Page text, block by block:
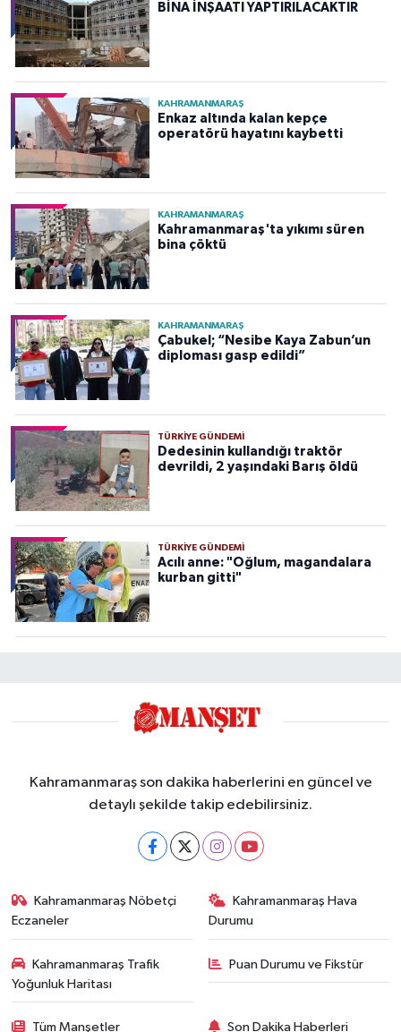
BİNA İNŞAATI YAPTIRILACAKTIR
KAHRAMANMARAŞ
Enkaz altında kalan kepçe
operatörü hayatını kaybetti
KAHRAMANMARAŞ
Kahramanmaraş'ta yıkımı süren
bina çöktü
KAHRAMANMARAŞ
Çabukel; “Nesibe Kaya Zabun’un
diploması gasp edildi”
TÜRKIYE GÜNDEMI
Dedesinin kullandığı traktör
devrildi, 2 yaşındaki Barış öldü
TÜRKIYE GÜNDEMI
Acılı anne: "Oğlum, magandalara
kurban gitti"
Kahramanmaraş son dakika haberlerini en güncel ve
detaylı şekilde takip edebilirsiniz.
Kahramanmaraş Nöbetçi
Eczaneler
Kahramanmaraş Hava
Durumu
Kahramanmaraş Trafik
Yoğunluk Haritası
Puan Durumu ve Fikstür
Tüm Manşetler Son Dakika Haberleri